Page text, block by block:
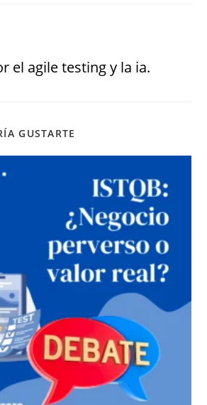
el agile testing y la ia.
GUSTARTE